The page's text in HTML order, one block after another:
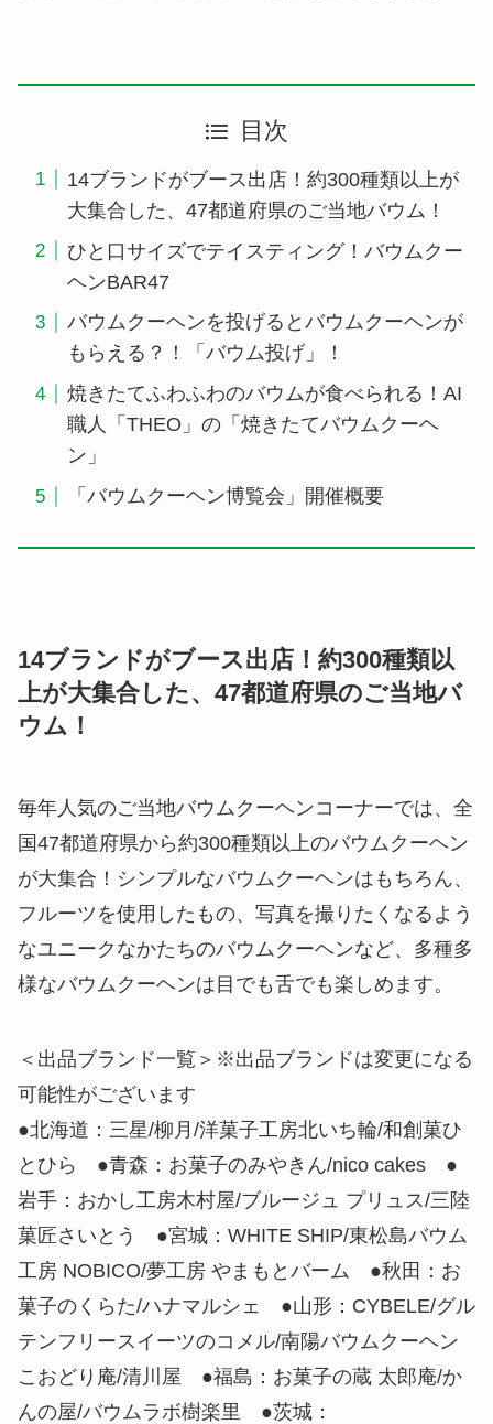
目次
14ブランドがブース出店！約300種類以上が
大集合した、47都道府県のご当地バウム！
ひと口サイズでテイスティング！バウムクー
ヘンBAR47
バウムクーヘンを投げるとバウムクーヘンが
もらえる？！「バウム投げ」！
焼きたてふわふわのバウムが食べられる！AI
職人「THEO」の「焼きたてバウムクーヘ
ン」
「バウムクーヘン博覧会」開催概要
14ブランドがブース出店！約300種類以
上が大集合した、47都道府県のご当地バ
ウム！
毎年人気のご当地バウムクーヘンコーナーでは、全
国47都道府県から約300種類以上のバウムクーヘン
が大集合！シンプルなバウムクーヘンはもちろん、
フルーツを使用したもの、写真を撮りたくなるよう
なユニークなかたちのバウムクーヘンなど、多種多
様なバウムクーヘンは目でも舌でも楽しめます。
＜出品ブランド一覧＞※出品ブランドは変更になる
可能性がございます
●北海道：三星/柳月/洋菓子工房北いち輪/和創菓ひ
とひら ●青森：お菓子のみやきん/nico cakes ●
岩手：おかし工房木村屋/ブルージュ プリュス/三陸
菓匠さいとう ●宮城：WHITE SHIP/東松島バウム
工房 NOBICO/夢工房 やまもとバーム ●秋田：お
菓子のくらた/ハナマルシェ ●山形：CYBELE/グル
テンフリースイーツのコメル/南陽バウムクーヘン
こおどり庵/清川屋 ●福島：お菓子の蔵 太郎庵/か
んの屋/バウムラボ樹楽里 ●茨城：